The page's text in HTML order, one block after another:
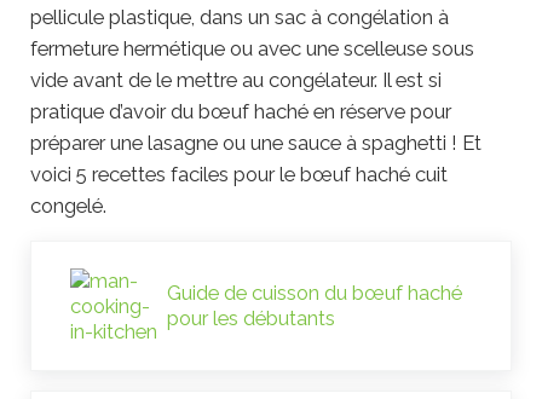
pellicule plastique, dans un sac à congélation à
fermeture hermétique ou avec une scelleuse sous
vide avant de le mettre au congélateur. Il est si
pratique d’avoir du bœuf haché en réserve pour
préparer une lasagne ou une sauce à spaghetti ! Et
voici 5 recettes faciles pour le bœuf haché cuit
congelé.
Guide de cuisson du bœuf haché
pour les débutants